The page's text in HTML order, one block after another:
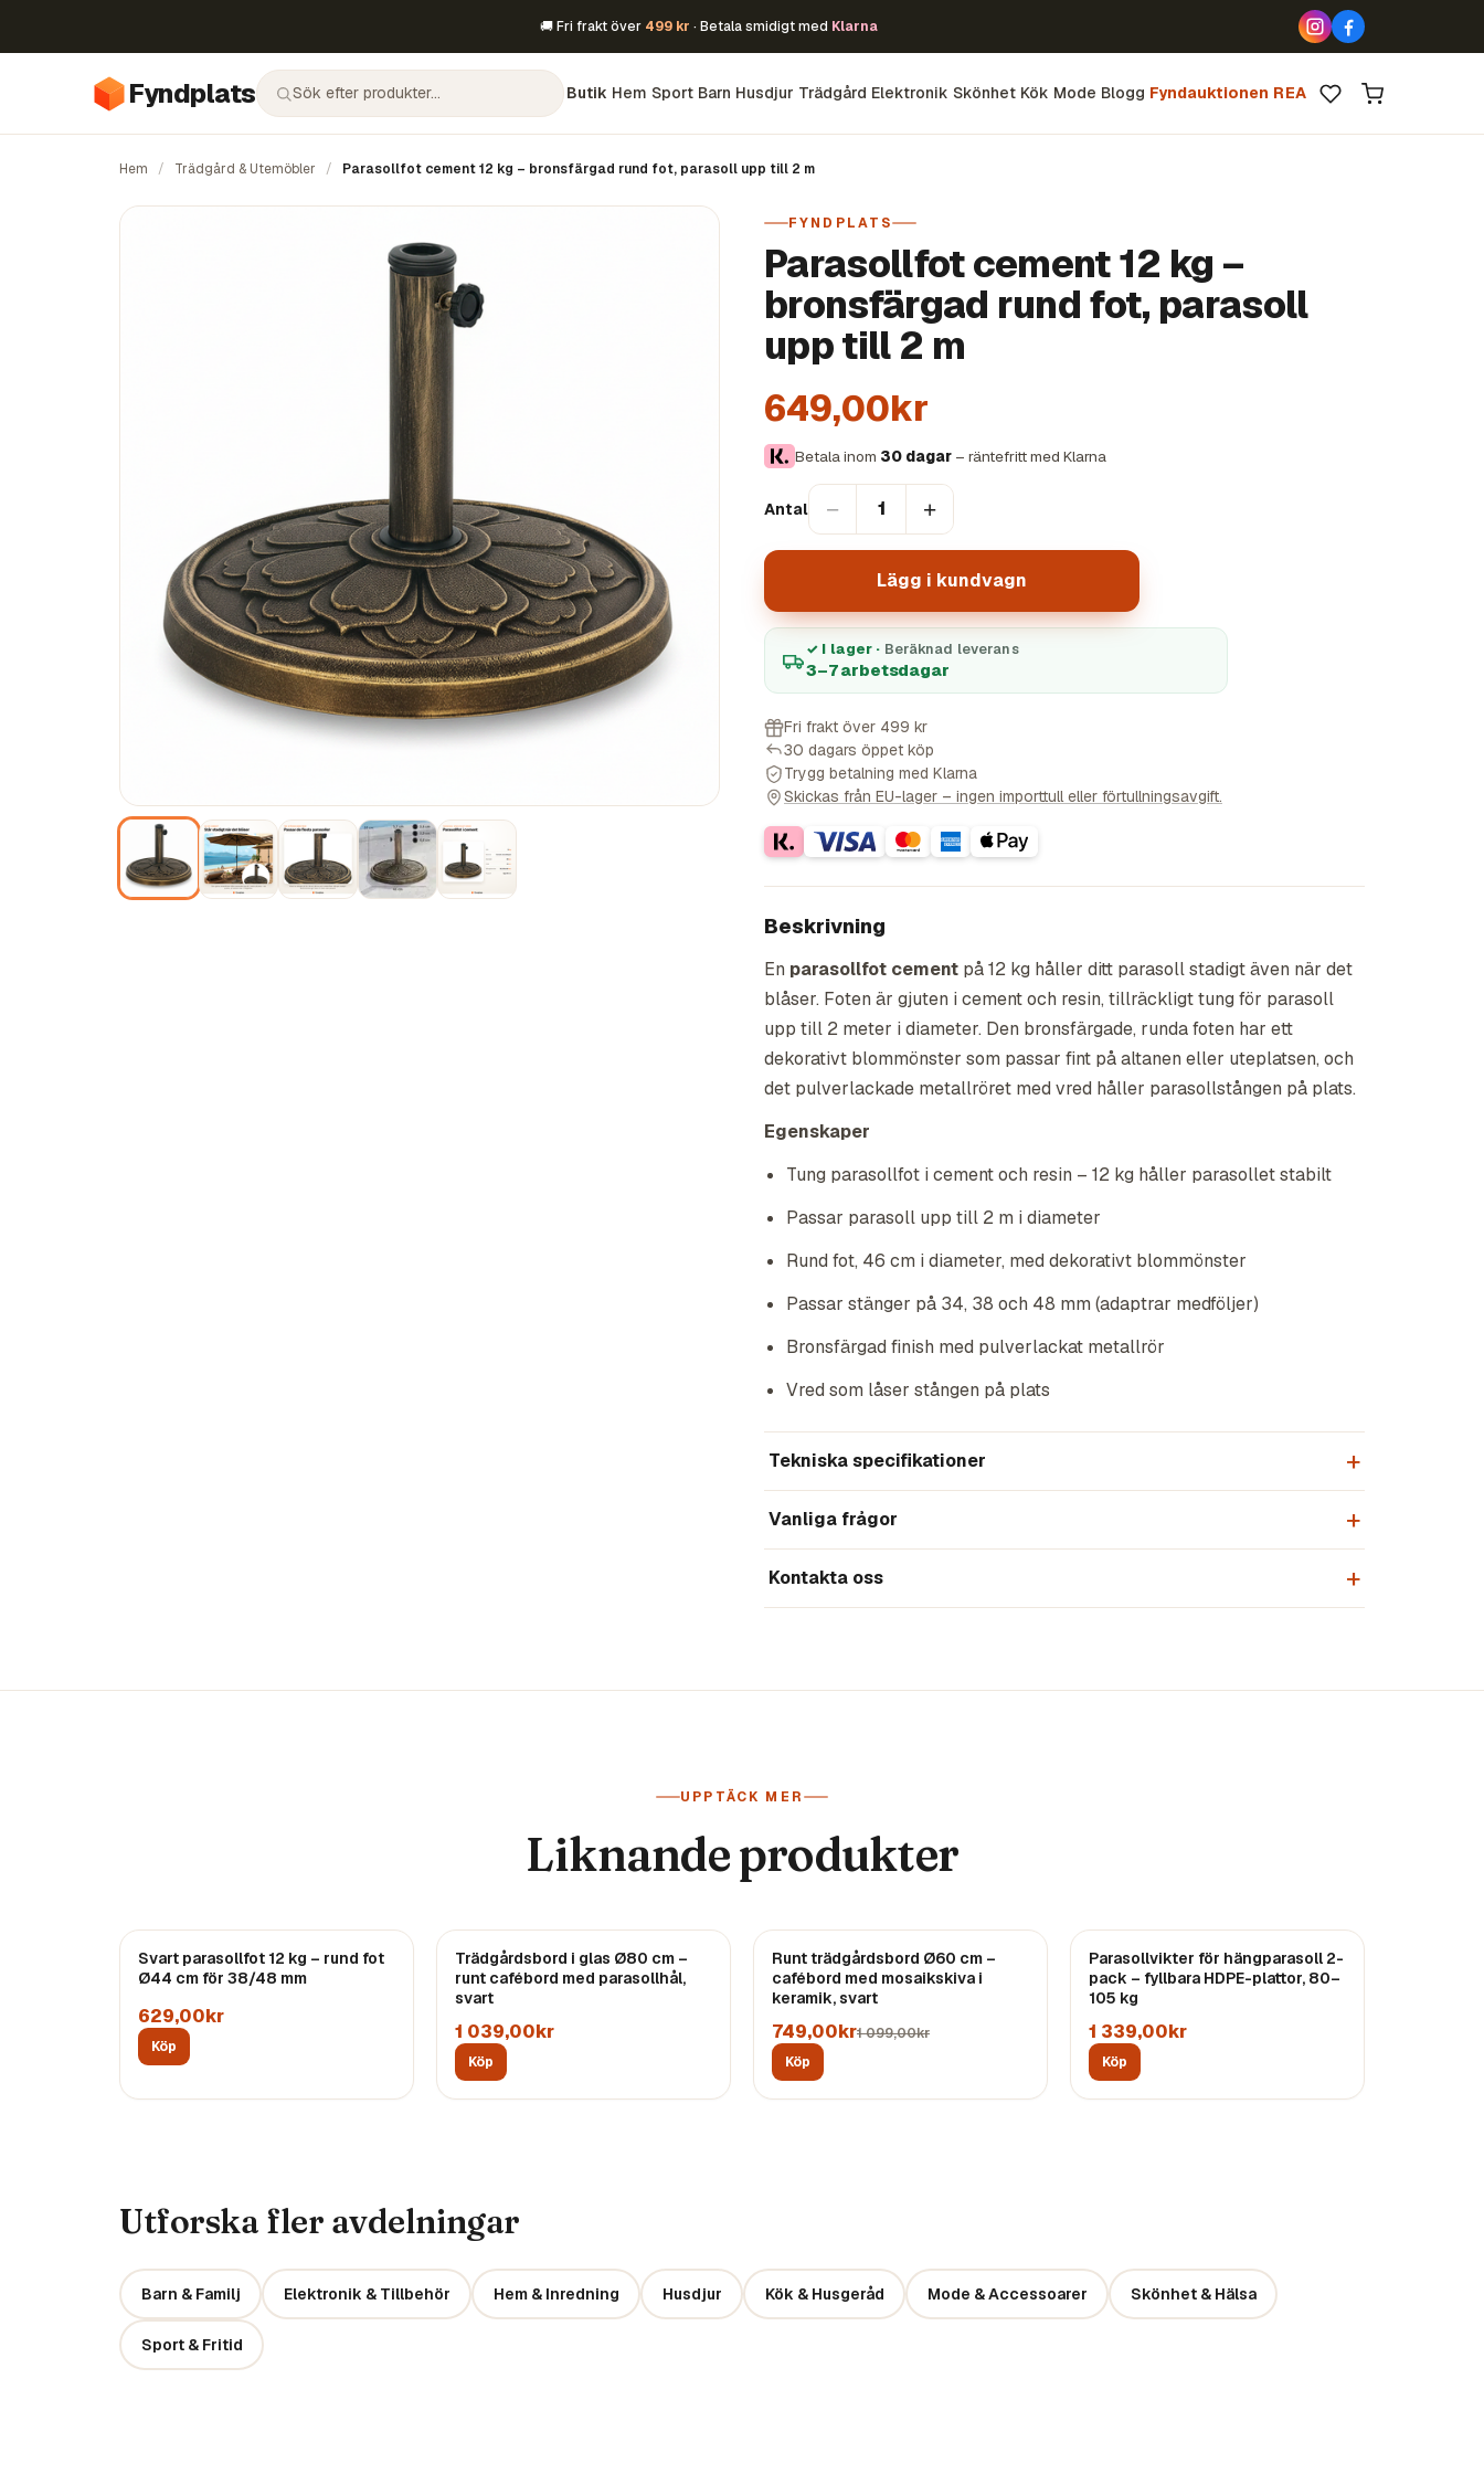
🚚 Fri frakt över 499 kr · Betala smidigt med Klarna
Fyndplats Butik Hem Sport Barn Husdjur Trädgård Elektronik Skönhet Kök Mode Blogg Fyndauktionen REA
Hem / Trädgård & Utemöbler / Parasollfot cement 12 kg – bronsfärgad rund fot, parasoll upp till 2 m
FYNDPLATS
Parasollfot cement 12 kg –
bronsfärgad rund fot, parasoll
upp till 2 m
649,00kr
Betala inom 30 dagar – räntefritt med Klarna
Antal − 1 +
Lägg i kundvagn
✓ I lager · Beräknad leverans
3–7 arbetsdagar
Fri frakt över 499 kr
30 dagars öppet köp
Trygg betalning med Klarna
Skickas från EU-lager – ingen importtull eller förtullningsavgift.
Beskrivning
En parasollfot cement på 12 kg håller ditt parasoll stadigt även när det
blåser. Foten är gjuten i cement och resin, tillräckligt tung för parasoll
upp till 2 meter i diameter. Den bronsfärgade, runda foten har ett
dekorativt blommönster som passar fint på altanen eller uteplatsen, och
det pulverlackade metallröret med vred håller parasollstången på plats.
Egenskaper
Tung parasollfot i cement och resin – 12 kg håller parasollet stabilt
Passar parasoll upp till 2 m i diameter
Rund fot, 46 cm i diameter, med dekorativt blommönster
Passar stänger på 34, 38 och 48 mm (adaptrar medföljer)
Bronsfärgad finish med pulverlackat metallrör
Vred som låser stången på plats
Tekniska specifikationer
Vanliga frågor
Kontakta oss
UPPTÄCK MER
Liknande produkter
Svart parasollfot 12 kg – rund fot
Ø44 cm för 38/48 mm
629,00kr
Köp
Trädgårdsbord i glas Ø80 cm –
runt cafébord med parasollhål,
svart
1 039,00kr
Köp
REA
Runt trädgårdsbord Ø60 cm –
cafébord med mosaikskiva i
keramik, svart
749,00kr1 099,00kr
Köp
Parasollvikter för hängparasoll 2-
pack – fyllbara HDPE-plattor, 80–
105 kg
1 339,00kr
Köp
Utforska fler avdelningar
Barn & Familj Elektronik & Tillbehör Hem & Inredning Husdjur Kök & Husgeråd Mode & Accessoarer Skönhet & Hälsa
Sport & Fritid